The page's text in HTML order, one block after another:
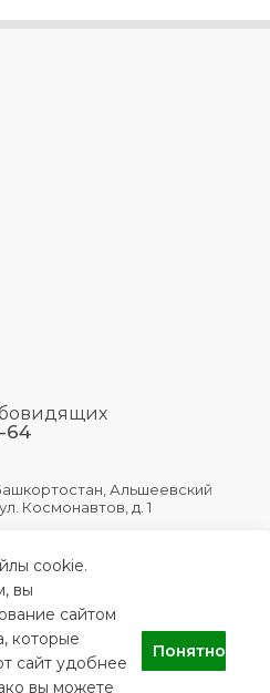
64
Альшеевский
Космонавтов, д. 1
cookie.
вы
сайтом
которые
сайт удобнее
вы можете
Понятно